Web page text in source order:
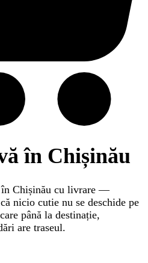
în Chișinău
în Chișinău cu livrare —
nicio cutie nu se deschide pe
până la destinație,
are traseul.